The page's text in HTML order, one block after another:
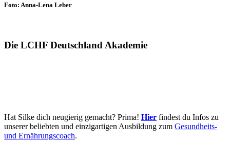
Foto: Anna-Lena Leber
Die LCHF Deutschland Akademie
Hat Silke dich neugierig gemacht? Prima! Hier findest du Infos zu
unserer beliebten und einzigartigen Ausbildung zum Gesundheits-
und Ernährungscoach.